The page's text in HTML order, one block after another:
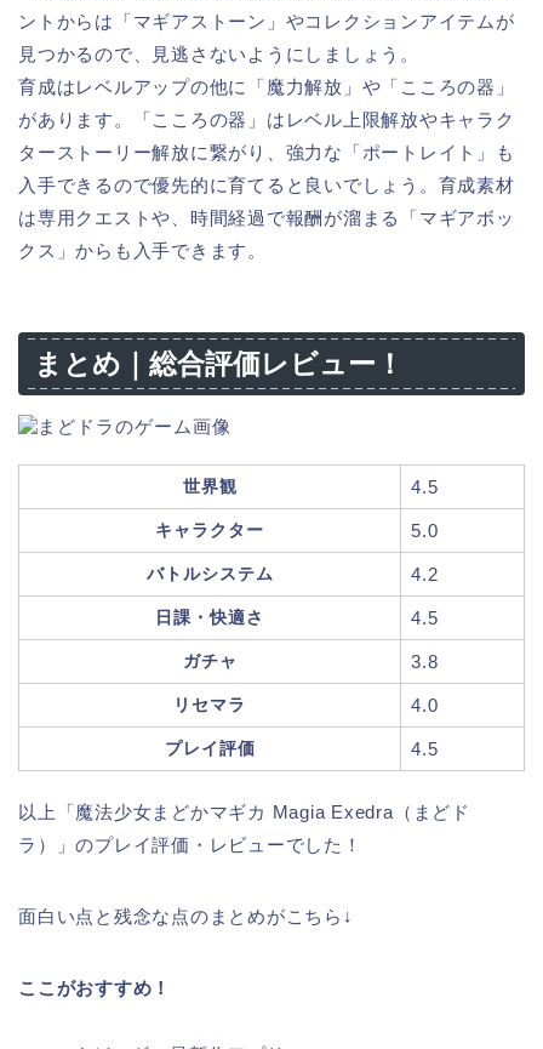
ントからは「マギアストーン」やコレクションアイテムが
見つかるので、見逃さないようにしましょう。
育成はレベルアップの他に「魔力解放」や「こころの器」
があります。「こころの器」はレベル上限解放やキャラク
ターストーリー解放に繋がり、強力な「ポートレイト」も
入手できるので優先的に育てると良いでしょう。育成素材
は専用クエストや、時間経過で報酬が溜まる「マギアボッ
クス」からも入手できます。
まとめ｜総合評価レビュー！
世界観 4.5
キャラクター 5.0
バトルシステム 4.2
日課・快適さ 4.5
ガチャ 3.8
リセマラ 4.0
プレイ評価 4.5
以上「魔法少女まどかマギカ Magia Exedra（まどド
ラ）」のプレイ評価・レビューでした！
面白い点と残念な点のまとめがこちら↓
ここがおすすめ！